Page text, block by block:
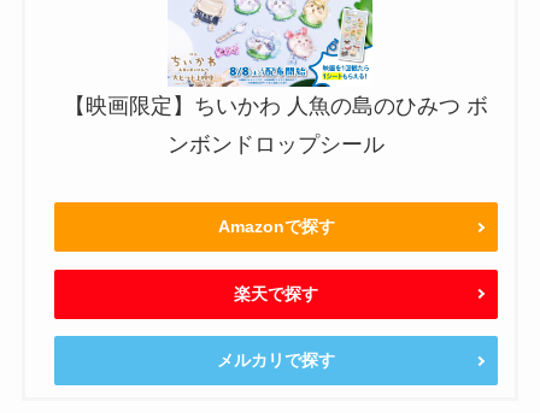
【映画限定】ちいかわ 人魚の島のひみつ ボ
ンボンドロップシール
Amazonで探す
楽天で探す
メルカリで探す